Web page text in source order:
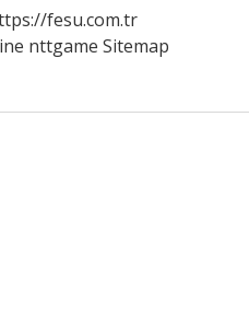
fesu.com.tr
nttgame Sitemap